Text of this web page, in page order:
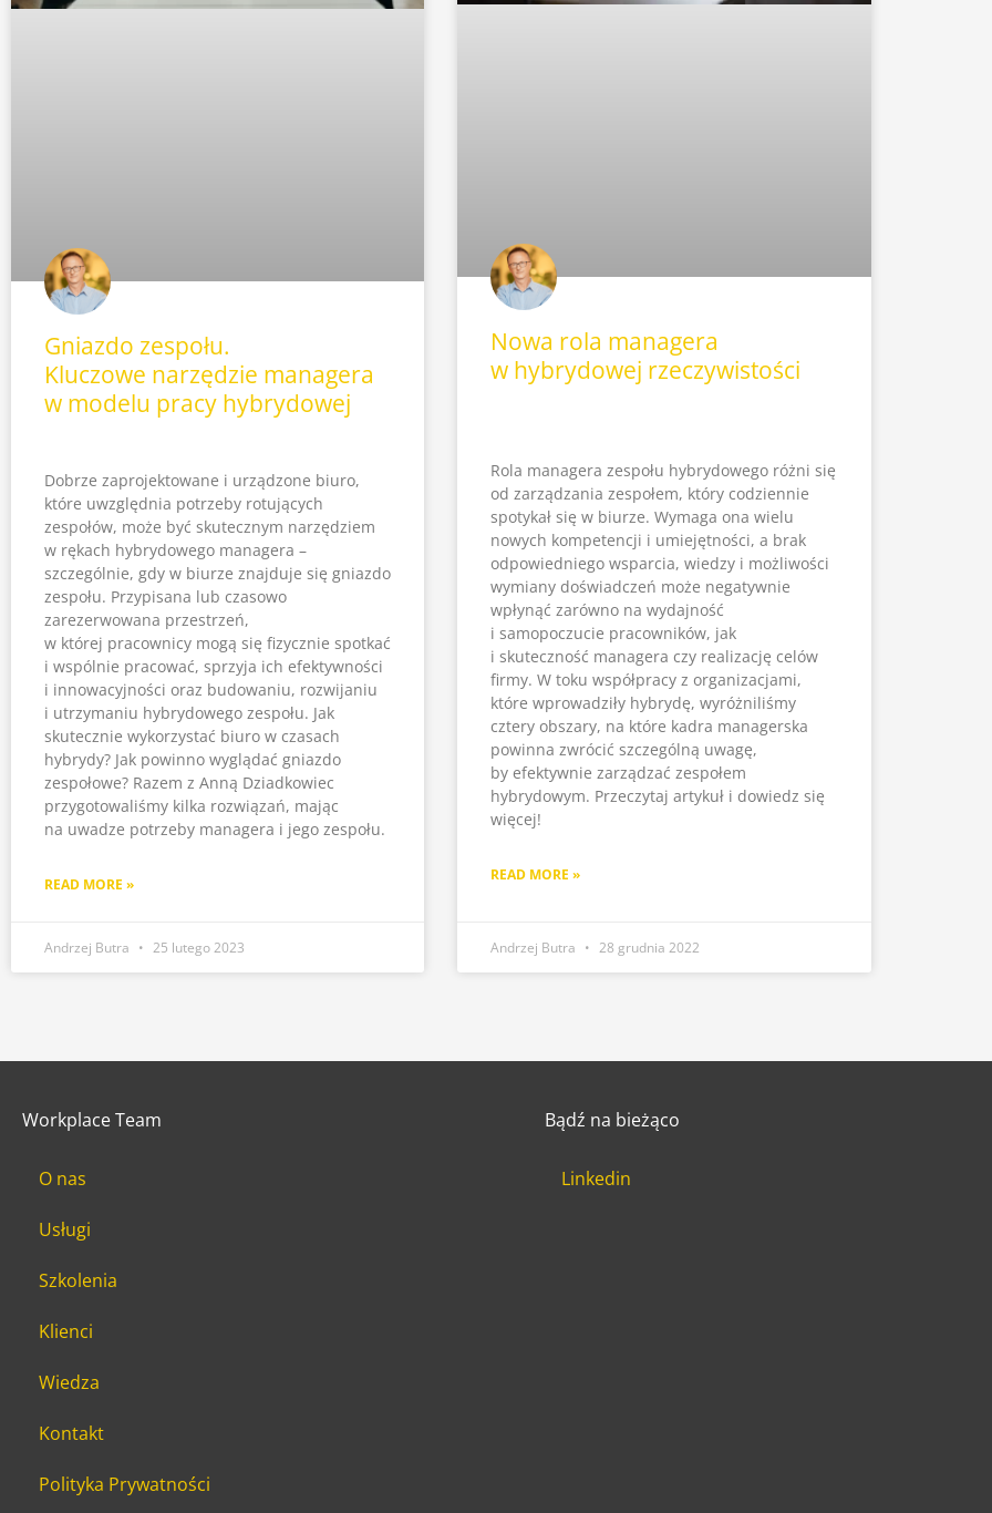
Gniazdo zespołu.
Kluczowe narzędzie managera
w modelu pracy hybrydowej
Dobrze zaprojektowane i urządzone biuro,
które uwzględnia potrzeby rotujących
zespołów, może być skutecznym narzędziem
w rękach hybrydowego managera –
szczególnie, gdy w biurze znajduje się gniazdo
zespołu. Przypisana lub czasowo
zarezerwowana przestrzeń,
w której pracownicy mogą się fizycznie spotkać
i wspólnie pracować, sprzyja ich efektywności
i innowacyjności oraz budowaniu, rozwijaniu
i utrzymaniu hybrydowego zespołu. Jak
skutecznie wykorzystać biuro w czasach
hybrydy? Jak powinno wyglądać gniazdo
zespołowe? Razem z Anną Dziadkowiec
przygotowaliśmy kilka rozwiązań, mając
na uwadze potrzeby managera i jego zespołu.
READ MORE »
Andrzej Butra 25 lutego 2023
Nowa rola managera
w hybrydowej rzeczywistości
Rola managera zespołu hybrydowego różni się
od zarządzania zespołem, który codziennie
spotykał się w biurze. Wymaga ona wielu
nowych kompetencji i umiejętności, a brak
odpowiedniego wsparcia, wiedzy i możliwości
wymiany doświadczeń może negatywnie
wpłynąć zarówno na wydajność
i samopoczucie pracowników, jak
i skuteczność managera czy realizację celów
firmy. W toku współpracy z organizacjami,
które wprowadziły hybrydę, wyróżniliśmy
cztery obszary, na które kadra managerska
powinna zwrócić szczególną uwagę,
by efektywnie zarządzać zespołem
hybrydowym. Przeczytaj artykuł i dowiedz się
więcej!
READ MORE »
Andrzej Butra 28 grudnia 2022
Workplace Team
O nas
Usługi
Szkolenia
Klienci
Wiedza
Kontakt
Polityka Prywatności
Bądź na bieżąco
Linkedin